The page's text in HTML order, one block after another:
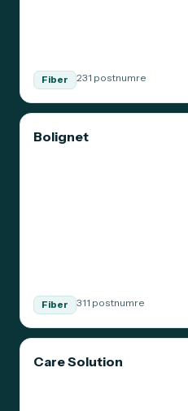
Fiber 231 postnumre
Bolignet
Fiber 311 postnumre
Care Solution